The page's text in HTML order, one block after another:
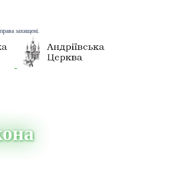
захищені.